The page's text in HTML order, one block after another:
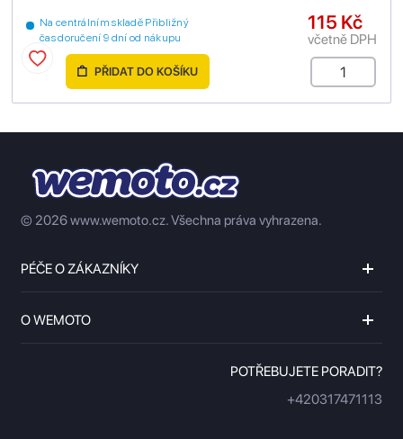
Na centrálním skladě Přibližný
čas doručení 9 dní od nákupu
115 Kč
včetně DPH
PŘIDAT DO KOŠÍKU
© 2026 www.wemoto.cz.Všechna práva vyhrazena.
PÉČE O ZÁKAZNÍKY
O WEMOTO
POTŘEBUJETE PORADIT?
+420317471113